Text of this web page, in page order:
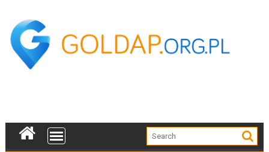
content